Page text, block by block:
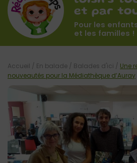
et par
Pour les
et les familles !
Accueil / En balade / Balades d'ici / Une
nouveautés pour la Médiathèque d’Auray